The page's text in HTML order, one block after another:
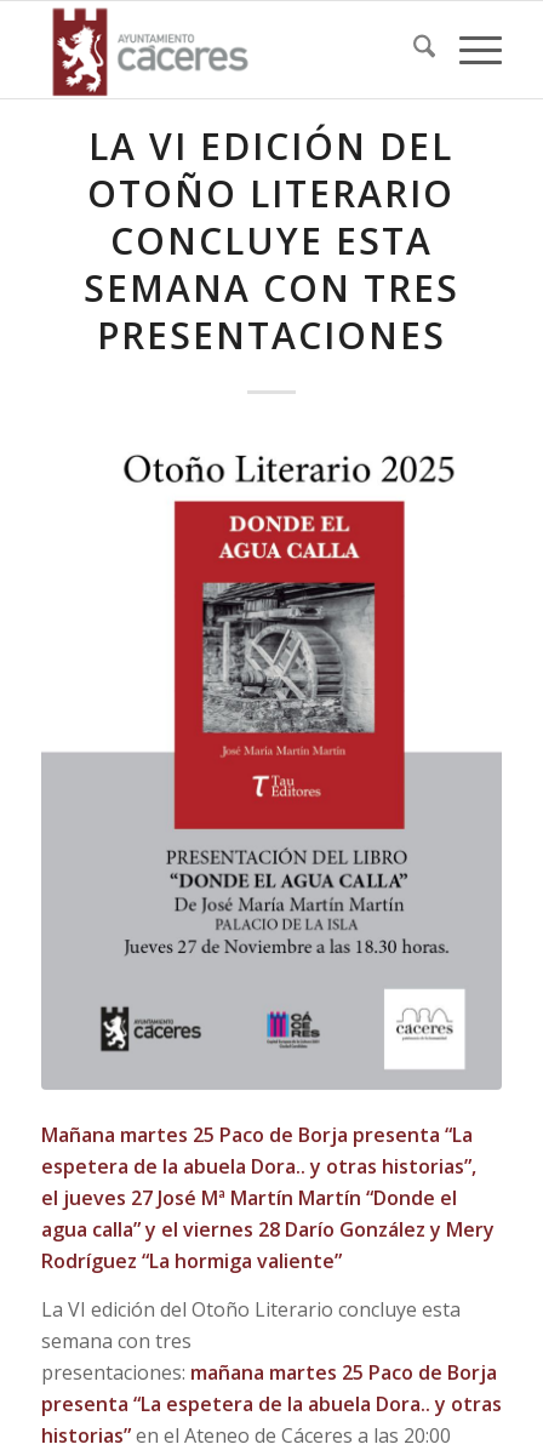
LA VI EDICIÓN DEL
OTOÑO LITERARIO
CONCLUYE ESTA
SEMANA CON TRES
PRESENTACIONES
Mañana martes 25 Paco de Borja presenta “La
espetera de la abuela Dora.. y otras historias”,
el jueves 27 José Mª Martín Martín “Donde el
agua calla” y el viernes 28 Darío González y Mery
Rodríguez “La hormiga valiente”
La VI edición del Otoño Literario concluye esta
semana con tres
presentaciones: mañana martes 25 Paco de Borja
presenta “La espetera de la abuela Dora.. y otras
historias”en el Ateneo de Cáceres a las 20:00